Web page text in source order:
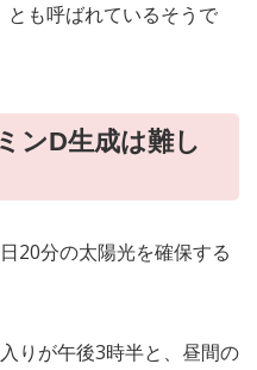
とも呼ばれているそうで
ンD生成は難し
20分の太陽光を確保する
りが午後3時半と、昼間の